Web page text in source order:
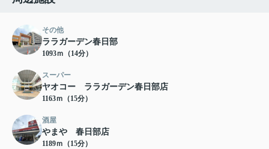
その他
ララガーデン春日部
1093ｍ（14分）
スーパー
ヤオコー ララガーデン春日部店
1163ｍ（15分）
酒屋
やまや 春日部店
1189ｍ（15分）